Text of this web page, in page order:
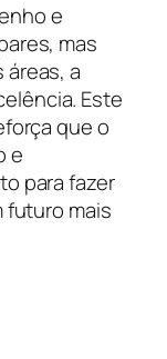
e
mas
a
Este
que o
e
para fazer
futuro mais